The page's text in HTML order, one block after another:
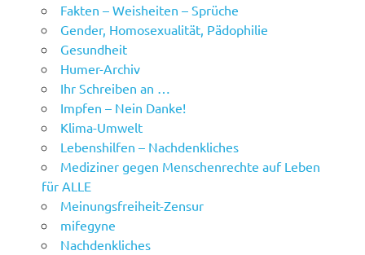
Fakten – Weisheiten – Sprüche
Gender, Homosexualität, Pädophilie
Gesundheit
Humer-Archiv
Ihr Schreiben an …
Impfen – Nein Danke!
Klima-Umwelt
Lebenshilfen – Nachdenkliches
Mediziner gegen Menschenrechte auf Leben
für ALLE
Meinungsfreiheit-Zensur
mifegyne
Nachdenkliches